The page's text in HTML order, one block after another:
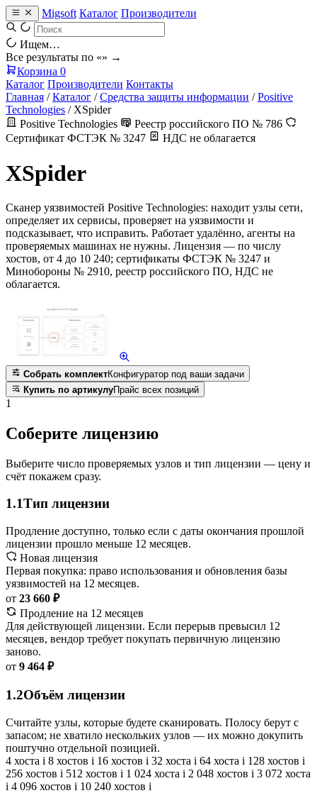
Migsoft Каталог Производители
Ищем…
Все результаты по «» →
Корзина 0
Каталог Производители Контакты
Главная / Каталог / Средства защиты информации / Positive
Technologies / XSpider
Positive Technologies
Реестр российского ПО № 786
Сертификат ФСТЭК № 3247
НДС не облагается
XSpider
Сканер уязвимостей Positive Technologies: находит узлы сети,
определяет их сервисы, проверяет на уязвимости и
подсказывает, что исправить. Работает удалённо, агенты на
проверяемых машинах не нужны. Лицензия — по числу
хостов, от 4 до 10 240; сертификаты ФСТЭК № 3247 и
Минобороны № 2910, реестр российского ПО, НДС не
облагается.
Собрать комплектКонфигуратор под ваши задачи
Купить по артикулуПрайс всех позиций
1
Соберите лицензию
Выберите число проверяемых узлов и тип лицензии — цену и
счёт покажем сразу.
1.1Тип лицензии
Продление доступно, только если с даты окончания прошлой
лицензии прошло меньше 12 месяцев.
Новая лицензия
Первая покупка: право использования и обновления базы
уязвимостей на 12 месяцев.
от 23 660 ₽
Продление на 12 месяцев
Для действующей лицензии. Если перерыв превысил 12
месяцев, вендор требует покупать первичную лицензию
заново.
от 9 464 ₽
1.2Объём лицензии
Считайте узлы, которые будете сканировать. Полосу берут с
запасом; не хватило нескольких узлов — их можно докупить
поштучно отдельной позицией.
4 хоста i 8 хостов i 16 хостов i 32 хоста i 64 хоста i 128 хостов i
256 хостов i 512 хостов i 1 024 хоста i 2 048 хостов i 3 072 хоста
i 4 096 хостов i 10 240 хостов i